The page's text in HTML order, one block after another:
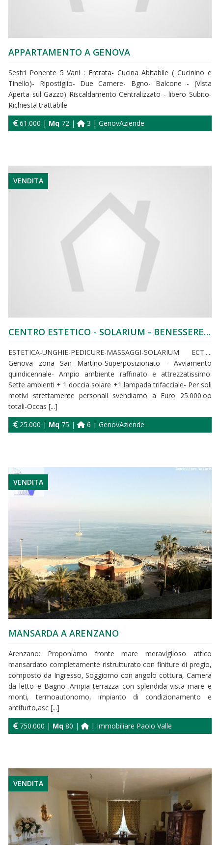
APPARTAMENTO A GENOVA
Sestri Ponente 5 Vani : Entrata- Cucina Abitabile ( Cucinino e
Tinello)- Ripostiglio- Due Camere- Bgno- Balcone - (Vista
Aperta sul Gazzo) Riscaldamento Centralizzato - libero Subito-
Richiesta trattabile
61.000 | Mq 72 | 3 | GenovAziende
VENDITA
CENTRO ESTETICO - SOLARIUM - BENESSERE A GENOVA
ESTETICA-UNGHIE-PEDICURE-MASSAGGI-SOLARIUM ECT.....
Genova zona San Martino-Superposizionato - Avviamento
quindicennale- Ampio ambiente raffinato e attrezzatissimo:
Sette ambienti + 1 doccia solare +1 lampada trifacciale- Per soli
motivi strettamente personali svendiamo a Euro 25.000.oo
totali-Occas [...]
25.000 | Mq 75 | 6 | GenovAziende
VENDITA
MANSARDA A ARENZANO
Arenzano: Proponiamo fronte mare meraviglioso attico
mansardato completamente ristrutturato con finiture di pregio,
composto da Ingresso, Soggiorno con angolo cottura, Camera
da letto e Bagno. Ampia terrazza con splendida vista mare e
monti, termoautonomo, impianto di condizionamento e
antifurto,asc [...]
750.000 | Mq 80 | | Immobiliare Paolo Valle
VENDITA